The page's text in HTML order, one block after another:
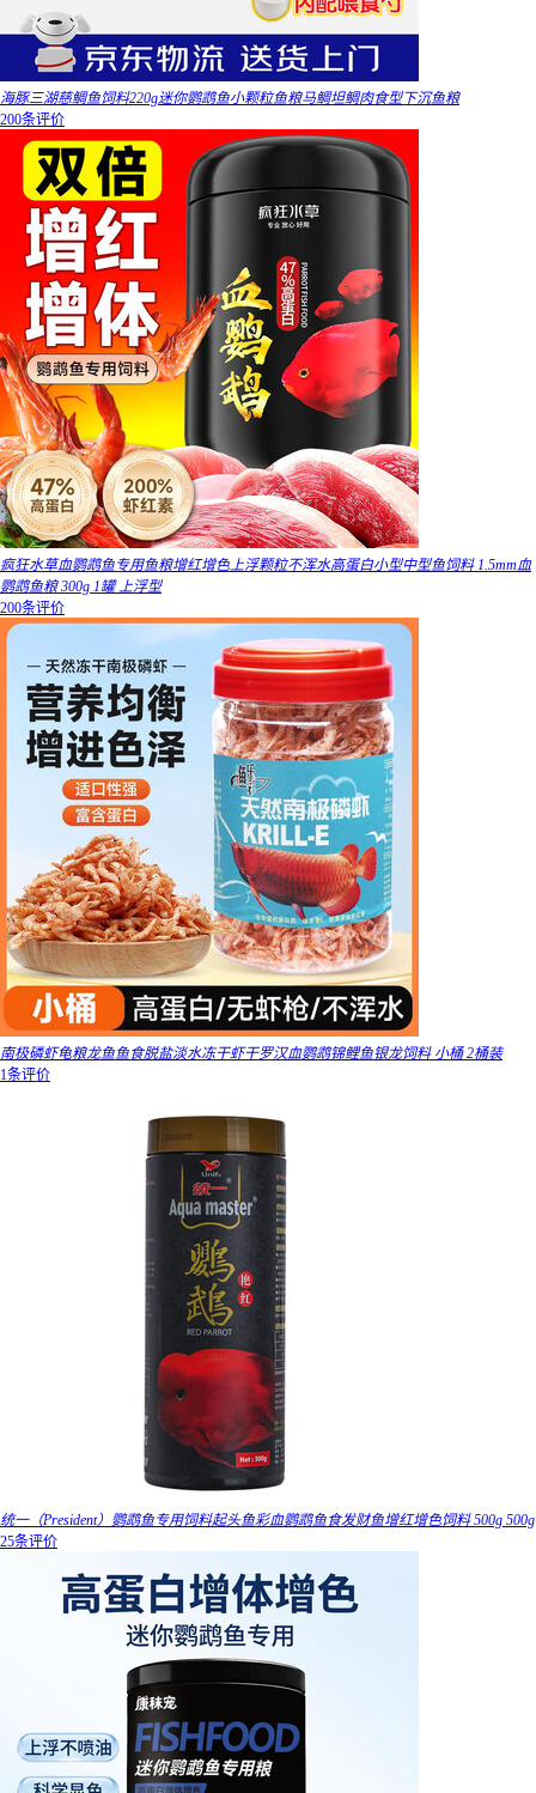
海豚三湖慈鲷鱼饲料220g迷你鹦鹉鱼小颗粒鱼粮马鲷坦鲷肉食型下沉鱼粮
200条评价
疯狂水草血鹦鹉鱼专用鱼粮增红增色上浮颗粒不浑水高蛋白小型中型鱼饲料 1.5mm血
鹦鹉鱼粮 300g 1罐 上浮型
200条评价
南极磷虾龟粮龙鱼鱼食脱盐淡水冻干虾干罗汉血鹦鹉锦鲤鱼银龙饲料 小桶 2桶装
1条评价
统一（President）鹦鹉鱼专用饲料起头鱼彩血鹦鹉鱼食发财鱼增红增色饲料 500g 500g
25条评价